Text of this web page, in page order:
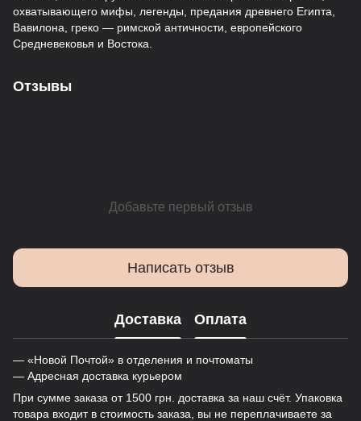
охватывающего мифы, легенды, предания древнего Египта,
Вавилона, греко — римской античности, европейского
Средневековья и Востока.
Отзывы
Добавьте первый отзыв
Написать отзыв
Доставка Оплата
— «Новой Почтой» в отделения и почтоматы
— Адресная доставка курьером
При сумме заказа от 1500 грн. доставка за наш счёт. Упаковка
товара входит в стоимость заказа, вы не переплачиваете за